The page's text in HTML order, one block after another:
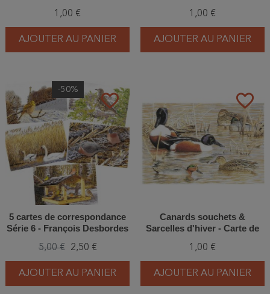
1,00 €
AJOUTER AU PANIER
1,00 €
AJOUTER AU PANIER
favorite_border
-50%
5 cartes de correspondance
Série 6 - François Desbordes
5,00 € 2,50 €
AJOUTER AU PANIER
favorite_border
Canards souchets &
Sarcelles d'hiver - Carte de
Desbordes
1,00 €
AJOUTER AU PANIER